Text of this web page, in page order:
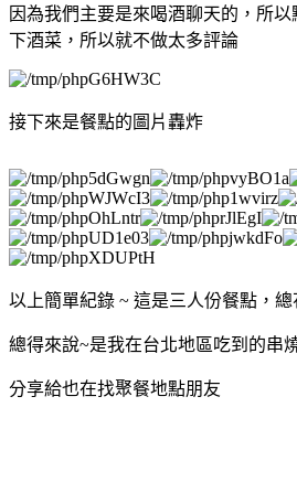
因為我們主要是來喝酒聊天的，所
下酒菜，所以就不做太多評論
接下來是餐點的圖片轟炸
以上簡單紀錄 ~ 這是三人份餐點，總
總得來說~是我在台北地區吃到的串
分享給也在找聚餐地點朋友